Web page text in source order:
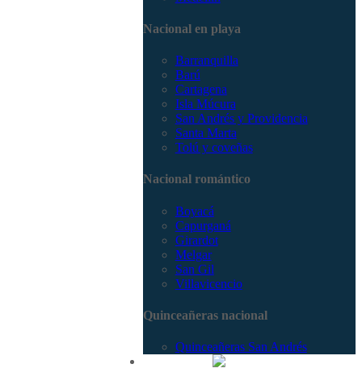
Nacional en playa
Barranquilla
Barú
Cartagena
Isla Múcura
San Andrés y Providencia
Santa Marta
Tolú y coveñas
Nacional romántico
Boyacá
Capurganá
Girardot
Melgar
San Gil
Villavicencio
Quinceañeras nacional
Quinceañeras San Andrés